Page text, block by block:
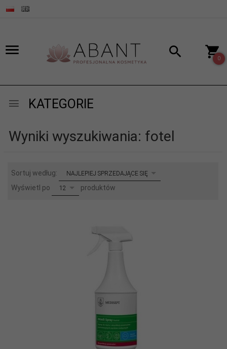
0
KATEGORIE
Wyniki wyszukiwania: fotel
Sortuj według: sortNAJLEPIEJ SPRZEDAJĄCE SIĘ
Wyświetl po pop12 produktów